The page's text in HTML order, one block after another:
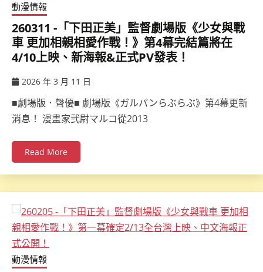
動漫情報
260311 -「下田正美」監督劇場版《少女與戰
車 更加相親相愛作戰！》第4幕完結篇將在
4/10上映、新海報&正式PV發表！
2026 年 3 月 11 日
■劇場版．聲優■ 劇場版《ガルパンらぶらぶ》第4幕更新
消息！ 漫畫家弐尉マルコ從2013
Read More
動漫情報